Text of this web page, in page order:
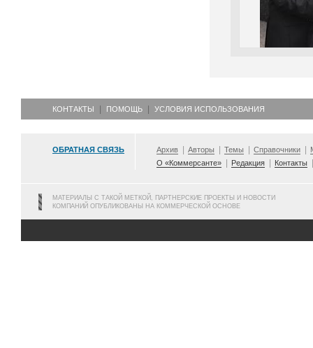
КОНТАКТЫ ПОМОЩЬ УСЛОВИЯ ИСПОЛЬЗОВАНИЯ
ОБРАТНАЯ СВЯЗЬ Архив Авторы Темы Справочники
О «Коммерсанте»
Редакция Контакты
МАТЕРИАЛЫ С ТАКОЙ МЕТКОЙ, ПАРТНЕРСКИЕ ПРОЕКТЫ И НОВОСТИ
КОМПАНИЙ ОПУБЛИКОВАНЫ НА КОММЕРЧЕСКОЙ ОСНОВЕ